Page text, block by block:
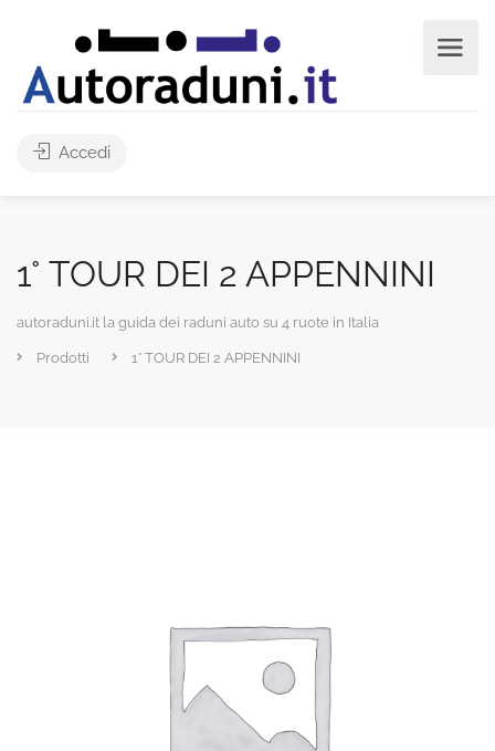
Accedi
1° TOUR DEI 2 APPENNINI
autoraduni.it la guida dei raduni auto su 4 ruote in Italia
Prodotti 1° TOUR DEI 2 APPENNINI